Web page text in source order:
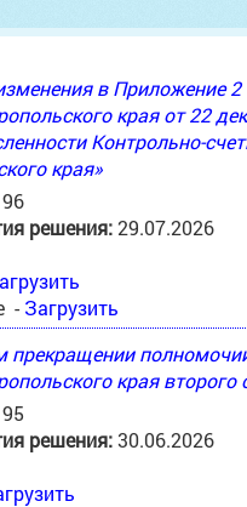
в Приложение
края от 22
Контрольно-
края»
96
решения:29.07.2026
- Загрузить
прекращении
края
95
решения:30.06.2026